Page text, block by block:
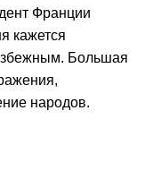
Франции
кажется
Большая
народов.